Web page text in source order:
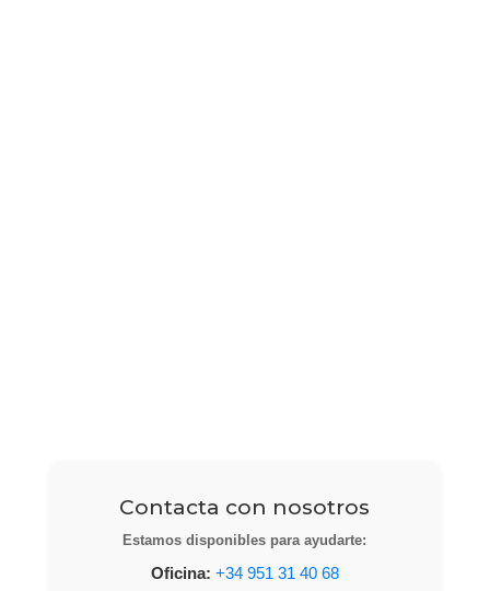
Contacta con nosotros
Estamos disponibles para ayudarte:
Oficina: +34 951 31 40 68